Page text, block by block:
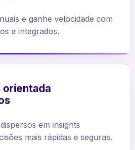
e ganhe velocidade com
e integrados.
orientada
em insights
mais rápidas e seguras.